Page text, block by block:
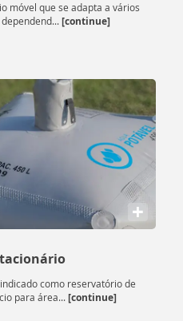
móvel que se adapta a vários
[continue]
+
como reservatório de
para área...[continue]
foi alterada, passando a
Política de Privacidade